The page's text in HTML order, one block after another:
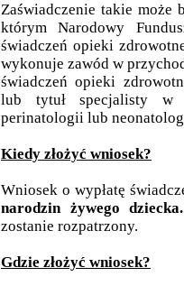
Zaświadczenie takie może
którym Narodowy
świadczeń opieki
wykonuje zawód w
świadczeń opieki
lub tytuł specjalisty w
perinatologii lub
Kiedy złożyć wniosek?
Wniosek o wypłatę
narodzin żywego dziecka.
zostanie rozpatrzony.
Gdzie złożyć wniosek?